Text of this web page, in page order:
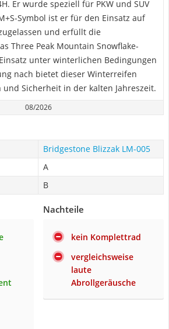
Er wurde speziell für PKW und SUV
Symbol ist er für den Einsatz auf
und erfüllt die
Three Peak Mountain Snowflake-
unter winterlichen Bedingungen
nach bietet dieser Winterreifen
und Sicherheit in der kalten Jahreszeit.
08/2026
Bridgestone Blizzak LM-005
A
B
Nachteile
kein Komplettrad
vergleichsweise
laute
Abrollgeräusche